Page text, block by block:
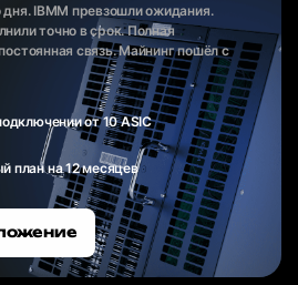
IBMM превзошли ожидания.
точно в срок. Полная
связь. Майнинг пошёл с
от 10 ASIC
план на 12 месяцев